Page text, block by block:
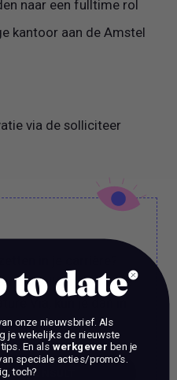
naar een fulltime rol
kantoor aan de Amstel
via de solliciteer
in je carrière?
dan alleen reguliere
Via, kun je dan in
experts.
CONSULT
to date
onze nieuwsbrief. Als
je wekelijks de nieuwste
En als werkgever ben je
speciale acties/promo's.
toch?